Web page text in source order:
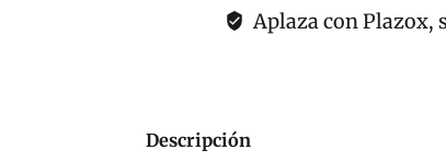
Aplaza con Plazox,
Descripción